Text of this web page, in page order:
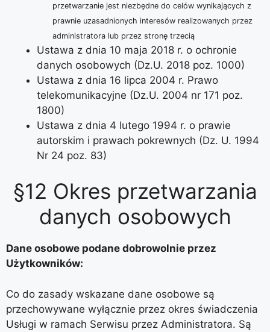
przetwarzanie jest niezbędne do celów wynikających z
prawnie uzasadnionych interesów realizowanych przez
administratora lub przez stronę trzecią
Ustawa z dnia 10 maja 2018 r. o ochronie
danych osobowych (Dz.U. 2018 poz. 1000)
Ustawa z dnia 16 lipca 2004 r. Prawo
telekomunikacyjne (Dz.U. 2004 nr 171 poz.
1800)
Ustawa z dnia 4 lutego 1994 r. o prawie
autorskim i prawach pokrewnych (Dz. U. 1994
Nr 24 poz. 83)
§12 Okres przetwarzania
danych osobowych
Dane osobowe podane dobrowolnie przez
Użytkowników:
Co do zasady wskazane dane osobowe są
przechowywane wyłącznie przez okres świadczenia
Usługi w ramach Serwisu przez Administratora. Są